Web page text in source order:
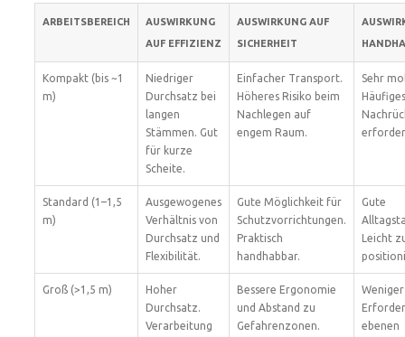
ARBEITSBEREICH
AUSWIRKUNG
AUF EFFIZIENZ
AUSWIRKUNG AUF
SICHERHEIT
Kompakt (bis ~1
m)
Niedriger
Durchsatz bei
langen
Stämmen. Gut
für kurze
Scheite.
Einfacher Transport.
Höheres Risiko beim
Nachlegen auf
engem Raum.
Sehr
Häufiges
Standard (1–1,5
m)
Ausgewogenes
Verhältnis von
Durchsatz und
Flexibilität.
Gute Möglichkeit für
Schutzvorrichtungen.
Praktisch
handhabbar.
Gute
Leicht
Groß (>1,5 m)
Hoher
Durchsatz.
Verarbeitung
Bessere Ergonomie
und Abstand zu
Gefahrenzonen.
ebenen